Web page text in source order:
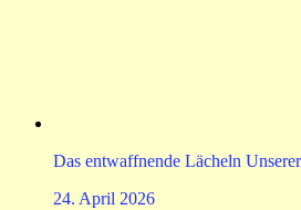
Das entwaffnende Lächeln
24. April 2026